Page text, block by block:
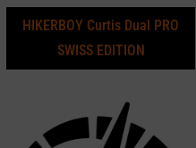
HIKERBOY Curtis Dual PRO
SWISS EDITION